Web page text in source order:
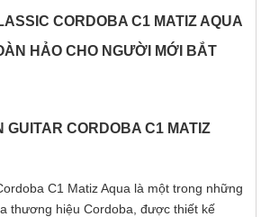
CORDOBA C1 MATIZ AQUA
HẢO CHO NGƯỜI MỚI BẮT
GUITAR CORDOBA C1 MATIZ
C1 Matiz Aqua là một trong những
thương hiệu Cordoba, được thiết kế